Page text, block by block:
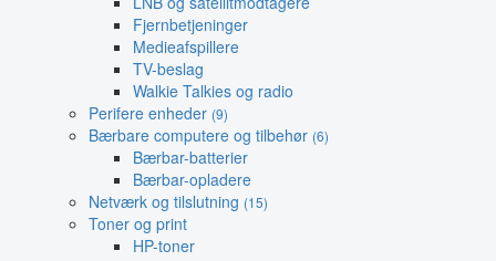
Fjernbetjeninger
Medieafspillere
TV-beslag
Walkie Talkies og radio
Perifere enheder (9)
Bærbare computere og tilbehør (6)
Bærbar-batterier
Bærbar-opladere
Netværk og tilslutning (15)
Toner og print
HP-toner